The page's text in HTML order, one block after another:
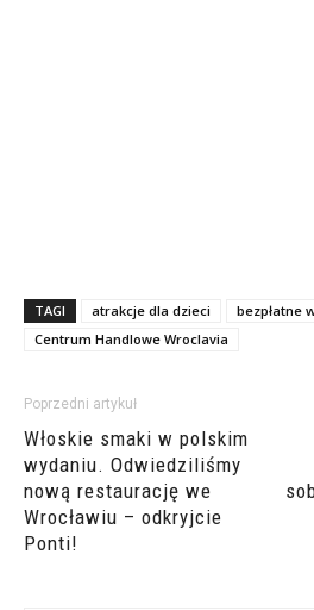
TAGI atrakcje dla dzieci
bezpłatne
Centrum Handlowe Wroclavia
Poprzedni artykuł
Włoskie smaki w polskim
wydaniu. Odwiedziliśmy
nową restaurację we
Wrocławiu – odkryjcie
Ponti!